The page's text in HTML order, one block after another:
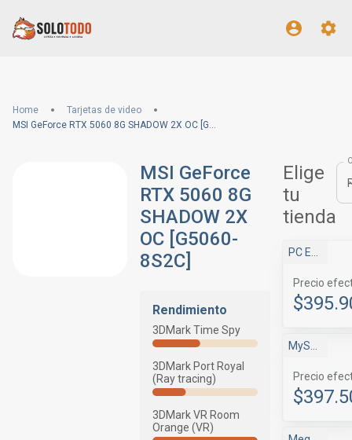
Home
Tarjetas de video
MSI GeForce RTX 5060 8G SHADOW 2X OC [G5060-8S2C]
MSI GeForce
RTX 5060 8G
SHADOW 2X
OC [G5060-
8S2C]
Rendimiento
3DMark Time Spy
3DMark Port Royal
(Ray tracing)
3DMark VR Room
Orange (VR)
Elige
tu
tienda
PC Express
Precio
Precio